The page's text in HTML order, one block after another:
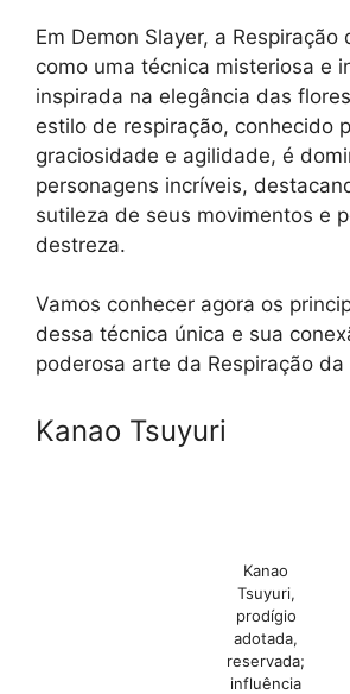
Em Demon Slayer, a Respiração
como uma técnica misteriosa e
inspirada na elegância das
estilo de respiração, conhecido
graciosidade e agilidade, é
personagens incríveis,
sutileza de seus movimentos e
destreza.
Vamos conhecer agora os
dessa técnica única e sua
poderosa arte da Respiração da
Kanao Tsuyuri
Kanao
Tsuyuri,
prodígio
adotada,
reservada;
influência